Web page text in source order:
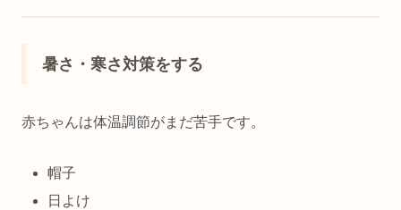
暑さ・寒さ対策をする
赤ちゃんは体温調節がまだ苦手です。
帽子
日よけ